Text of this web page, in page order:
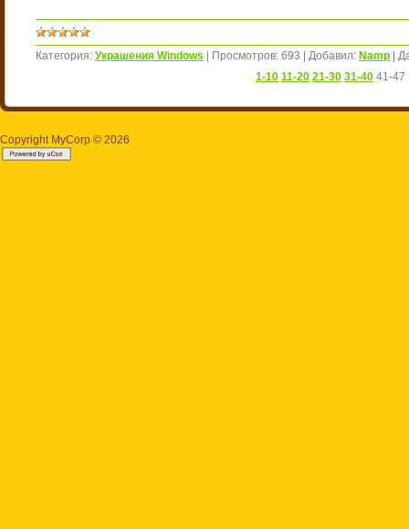
Категория: Украшения Windows Просмотров: 693 Добавил: Namp
1-10 11-20 21-30 31-40 41-47
Copyright MyCorp © 2026